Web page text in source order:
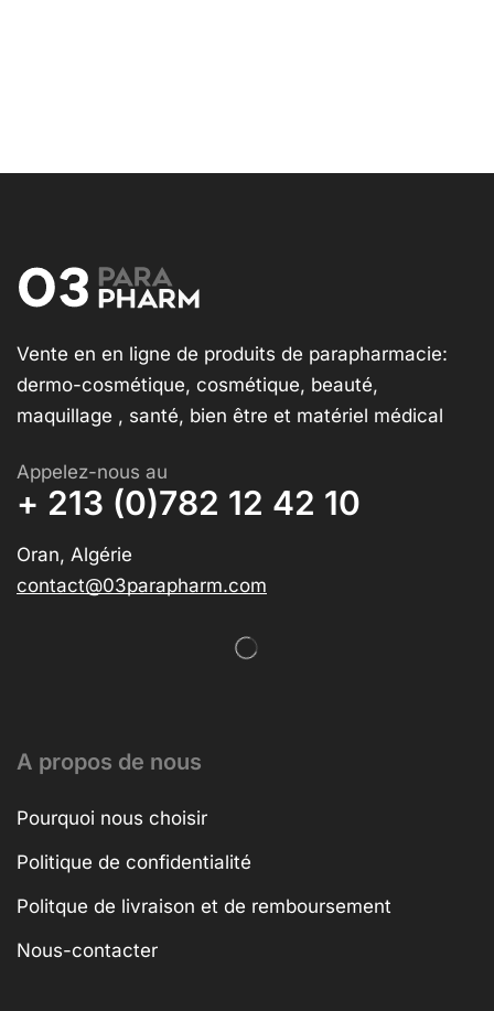
Vente en en ligne de produits de parapharmacie:
dermo-cosmétique, cosmétique, beauté,
maquillage , santé, bien être et matériel médical
Appelez-nous au
+ 213 (0)782 12 42 10
Oran, Algérie
contact@03parapharm.com
A propos de nous
Pourquoi nous choisir
Politique de confidentialité
Politque de livraison et de remboursement
Nous-contacter